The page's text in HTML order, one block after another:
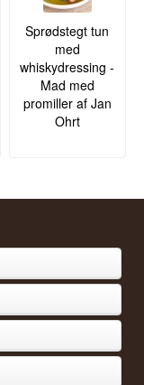
Sprødstegt tun
med
whiskydressing -
Mad med
promiller af Jan
Ohrt